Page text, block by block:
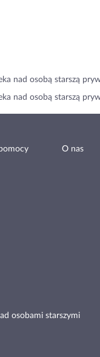
nad osobą starszą
nad osobą starszą
O nas
osobami starszymi